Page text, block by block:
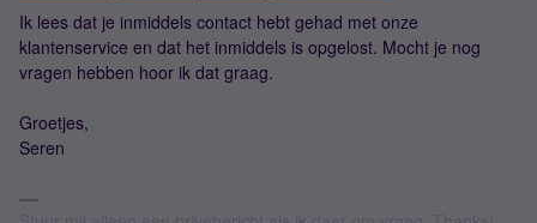
Ik lees dat je inmiddels contact hebt gehad met onze
klantenservice en dat het inmiddels is opgelost. Mocht je nog
vragen hebben hoor ik dat graag.
Groetjes,
Seren